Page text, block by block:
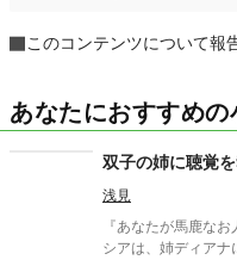
このコンテンツについて報
あなたにおすすめの
双子の姉に聴覚を
浅見
『あなたが馬鹿な
シアは、姉ディアナ